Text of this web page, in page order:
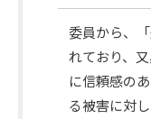
委員から、
れており、
に信頼感の
る被害に対